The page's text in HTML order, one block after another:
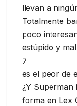
llevan a
Totalmente
poco
estúpido y
7
es el peor de
¿Y Superman
forma en Lex